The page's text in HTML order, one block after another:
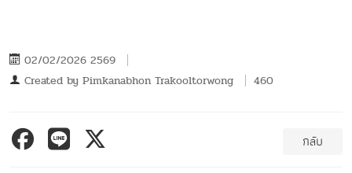
02/02/2026 2569
Created by Pimkanabhon Trakooltorwong 460
กลับ